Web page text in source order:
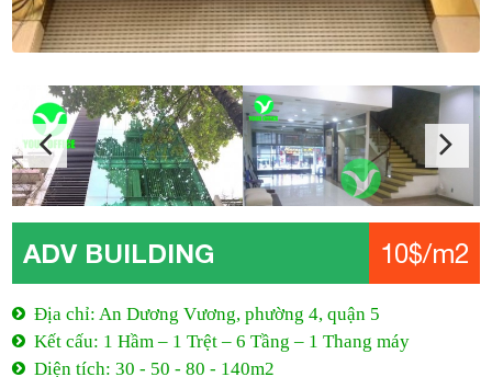
ADV BUILDING 10$/m2
Địa chỉ: An Dương Vương, phường 4, quận 5
Kết cấu: 1 Hầm – 1 Trệt – 6 Tầng – 1 Thang máy
Giá: 10$/m2